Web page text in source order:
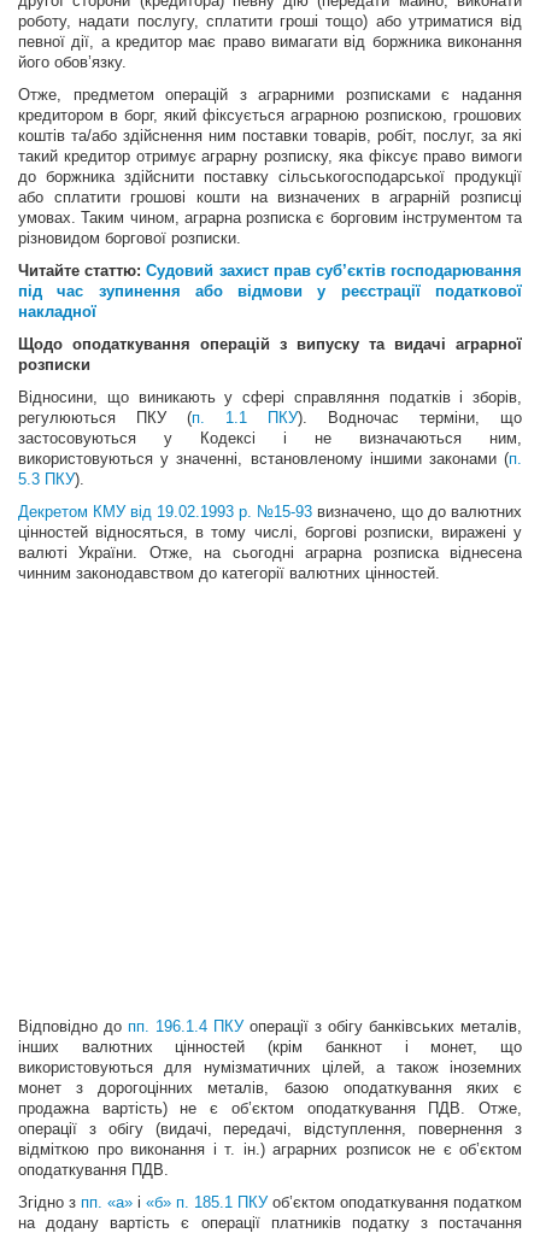
роботу, надати послугу, сплатити гроші тощо) або утриматися від
певної дії, а кредитор має право вимагати від боржника виконання
його обов’язку.
Отже, предметом операцій з аграрними розписками є надання
кредитором в борг, який фіксується аграрною розпискою, грошових
коштів та/або здійснення ним поставки товарів, робіт, послуг, за які
такий кредитор отримує аграрну розписку, яка фіксує право вимоги
до боржника здійснити поставку сільськогосподарської продукції
або сплатити грошові кошти на визначених в аграрній розписці
умовах. Таким чином, аграрна розписка є борговим інструментом та
різновидом боргової розписки.
Читайте статтю:Судовий захист прав суб’єктів господарювання
під час зупинення або відмови у реєстрації податкової
накладної
Щодо оподаткування операцій з випуску та видачі аграрної
розписки
Відносини, що виникають у сфері справляння податків і зборів,
регулюються ПКУ (п. 1.1 ПКУ). Водночас терміни, що
застосовуються у Кодексі і не визначаються ним,
використовуються у значенні, встановленому іншими законами (п.
5.3 ПКУ).
Декретом КМУ від 19.02.1993 р. №15-93 визначено, що до валютних
цінностей відносяться, в тому числі, боргові розписки, виражені у
валюті України. Отже, на сьогодні аграрна розписка віднесена
чинним законодавством до категорії валютних цінностей.
Відповідно до пп. 196.1.4 ПКУоперації з обігу банківських металів,
інших валютних цінностей (крім банкнот і монет, що
використовуються для нумізматичних цілей, а також іноземних
монет з дорогоцінних металів, базою оподаткування яких є
продажна вартість) не є об’єктом оподаткування ПДВ. Отже,
операції з обігу (видачі, передачі, відступлення, повернення з
відміткою про виконання і т. ін.) аграрних розписок не є об’єктом
оподаткування ПДВ.
Згідно з пп. «а» і «б» п. 185.1 ПКУоб’єктом оподаткування податком
на додану вартість є операції платників податку з постачання